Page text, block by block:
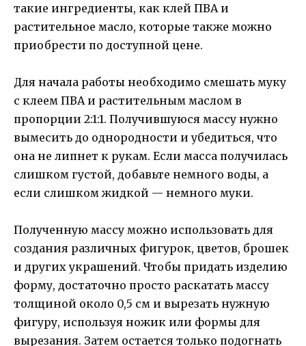
такие ингредиенты, как клей ПВА и
растительное масло, которые также можно
приобрести по доступной цене.
Для начала работы необходимо смешать муку
с клеем ПВА и растительным маслом в
пропорции 2:1:1. Получившуюся массу нужно
вымесить до однородности и убедиться, что
она не липнет к рукам. Если масса получилась
слишком густой, добавьте немного воды, а
если слишком жидкой — немного муки.
Полученную массу можно использовать для
создания различных фигурок, цветов, брошек
и других украшений. Чтобы придать изделию
форму, достаточно просто раскатать массу
толщиной около 0,5 см и вырезать нужную
фигуру, используя ножик или формы для
вырезания. Затем остается только подогнать